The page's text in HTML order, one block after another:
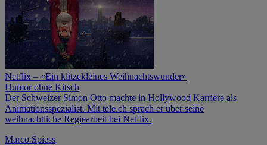
Netflix – «Ein klitzekleines Weihnachtswunder»
Humor ohne Kitsch
Der Schweizer Simon Otto machte in Hollywood Karriere als
Animationsspezialist. Mit tele.ch sprach er über seine
weihnachtliche Regiearbeit bei Netflix.
Marco Spiess